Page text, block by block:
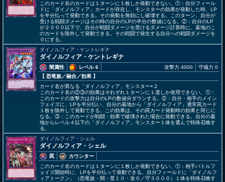
このカード名のカードは１ターンに１枚しか発動できない。①：自分フィール
ドに「ダイノルフィア」カードが存在し、モンスターの効果が発動した時、LP
を半分払って発動できる。その発動を無効にし破壊する。このターン、自分が
受ける戦闘ダメージはその時の自分のLPの半分の数値になる。②：自分のLP
が２０００以下で、自分が戦闘ダメージを受けるダメージ計算時に、墓地のこ
のカードを除外して発動できる。その戦闘で発生する自分への戦闘ダメージを
０にする。
ダイノルフィア・ケントレギナ
ダイノルフィア・ケントレギナ
闇属性
レベル 6
【 恐竜族／融合／効果 】
攻撃力 4000 守備力 0
カード名が異なる「ダイノルフィア」モンスター×２
このカード名の②③の効果はそれぞれ１ターンに１度しか使用できない。①：
このカードの攻撃力は自分のLPの数値分ダウンする。②：自分・相手のメイン
フェイズに、LPを半分払い、自分の墓地から「ダイノルフィア」通常罠カード
１枚を除外して発動できる。この効果は、その罠カード発動時の効果と同じに
なる。③：このカードが戦闘・効果で破壊された場合に発動できる。自分の墓
地からレベル４以下の「ダイノルフィア」モンスター１体を選んで特殊召喚す
る。
ダイノルフィア・シェル
ダイノルフィア・シェル
罠
カウンター
このカード名のカードは１ターンに１枚しか発動できない。①：相手バトルフ
ェイズ開始時に、LPを半分払って発動できる。自分フィールドに「ダイノルフ
ィアトークン」（恐竜族・闇・星１０・攻０／守３０００）１体を特殊召喚す